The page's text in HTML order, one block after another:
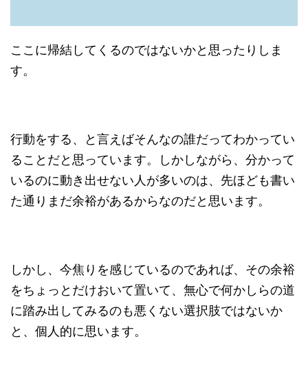
ここに帰結してくるのではないかと思ったりしま
す。
行動をする、と言えばそんなの誰だってわかってい
ることだと思っています。しかしながら、分かって
いるのに動き出せない人が多いのは、先ほども書い
た通りまだ余裕があるからなのだと思います。
しかし、今焦りを感じているのであれば、その余裕
をちょっとだけおいて置いて、無心で何かしらの道
に踏み出してみるのも悪くない選択肢ではないか
と、個人的に思います。